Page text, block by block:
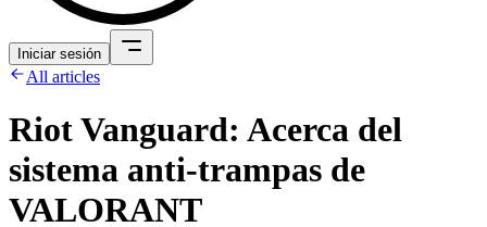
Iniciar sesión
All articles
Riot Vanguard: Acerca del
sistema anti-trampas de
VALORANT